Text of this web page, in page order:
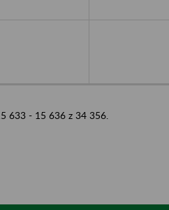
633 - 15 636 z 34 356.